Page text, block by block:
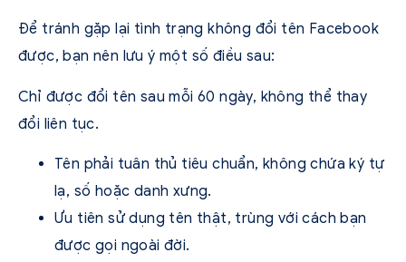
Để tránh gặp lại tình trạng không đổi tên Facebook
được, bạn nên lưu ý một số điều sau:
Chỉ được đổi tên sau mỗi 60 ngày, không thể thay
đổi liên tục.
Tên phải tuân thủ tiêu chuẩn, không chứa ký tự
lạ, số hoặc danh xưng.
Ưu tiên sử dụng tên thật, trùng với cách bạn
được gọi ngoài đời.